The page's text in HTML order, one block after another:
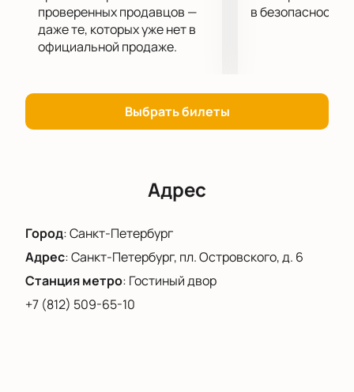
и готовы порадовать вас своим блистательным
исполнительским талантом.
На нашем сайте вы сможете купить билеты на
оперы «Русские писатели пишут письма»» онлайн,
без посещения касс концертной площадки. Все что
нужно - пара минут на выбор мест и оформление
проверенных продавцов —
даже те, которых уже нет в
официальной продаже.
в безопасности.
Выбрать билеты
Адрес
Город:Санкт-Петербург
Адрес:Санкт-Петербург, пл. Островского, д. 6
Станция метро: Гостиный двор
+7 (812) 509-65-10